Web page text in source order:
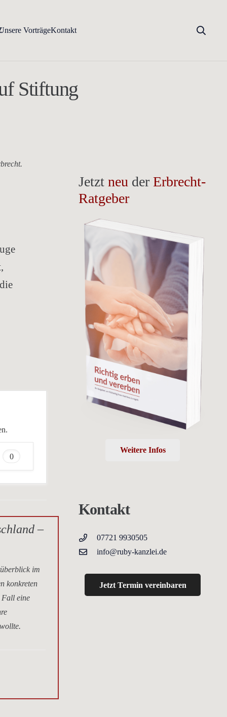
VorträgeKontakt
Stiftung
0
–
im
konkreten
Fall eine
Jetztneu derErbrecht-
Ratgeber
Weitere Infos
Kontakt
07721 9930505
info@ruby-kanzlei.de
Jetzt Termin vereinbaren